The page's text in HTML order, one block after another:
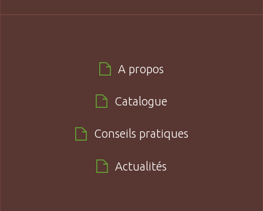
A propos
Catalogue
Conseils pratiques
Actualités